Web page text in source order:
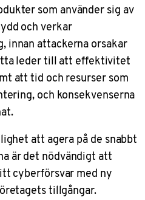
som använder sig av
och verkar
innan attackerna orsakar
leder till att effektivitet
att tid och resurser som
och konsekvenserna
att agera på de snabbt
är det nödvändigt att
cyberförsvar med ny
tillgångar.